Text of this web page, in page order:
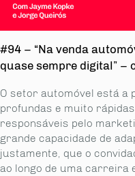
#94 – “Na venda
quase sempre digital” –
O setor automóvel está
profundas e muito
responsáveis pelo
grande capa­cidade de
justamente, que o
ao longo de uma carreira